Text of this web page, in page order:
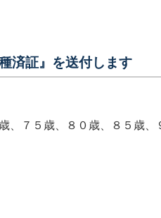
済証』を送付します
、７５歳、８０歳、８５歳、